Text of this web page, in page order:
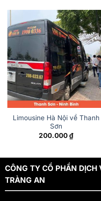
Limousine Hà Nội về Thanh
Sơn
200.000₫
CÔNG TY CỔ PHẦN DỊCH
TRÀNG AN